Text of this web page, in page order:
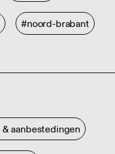
#noord-brabant
aanbestedingen